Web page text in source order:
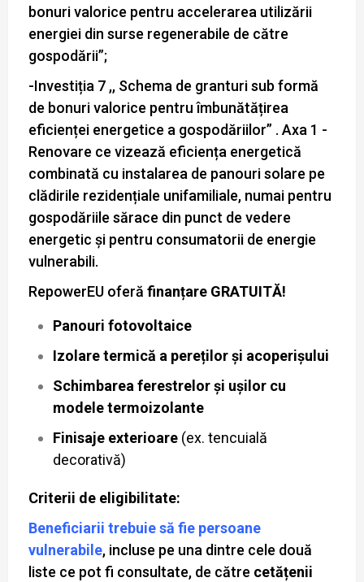
bonuri valorice pentru accelerarea utilizării
energiei din surse regenerabile de către
gospodării”;
-Investiția 7 ,, Schema de granturi sub formă
de bonuri valorice pentru îmbunătățirea
eficienței energetice a gospodăriilor” . Axa 1 -
Renovare ce vizează eficiența energetică
combinată cu instalarea de panouri solare pe
clădirile rezidențiale unifamiliale, numai pentru
gospodăriile sărace din punct de vedere
energetic și pentru consumatorii de energie
vulnerabili.
RepowerEU oferă finanțare GRATUITĂ!
Panouri fotovoltaice
Izolare termică a pereților și acoperișului
Schimbarea ferestrelor și ușilor cu
modele termoizolante
Finisaje exterioare (ex. tencuială
decorativă)
Criterii de eligibilitate:
Beneficiarii trebuie să fie persoane
vulnerabile, incluse pe una dintre cele două
liste ce pot fi consultate, de către cetățenii